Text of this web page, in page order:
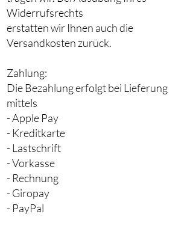
Widerrufsrechts
erstatten wir Ihnen auch die
Versandkosten zurück.
Zahlung:
Die Bezahlung erfolgt bei Lieferung
mittels
- Apple Pay
- Kreditkarte
- Lastschrift
- Vorkasse
- Rechnung
- Giropay
- PayPal